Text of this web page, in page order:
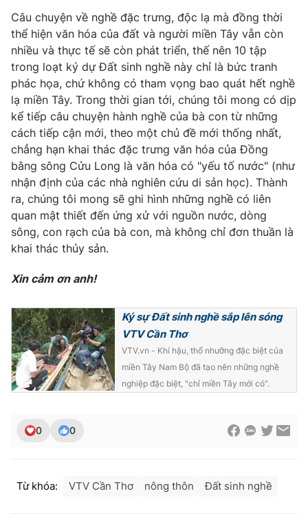
Câu chuyện về nghề đặc trưng, độc lạ mà đồng thời
thể hiện văn hóa của đất và người miền Tây vẫn còn
nhiều và thực tế sẽ còn phát triển, thế nên 10 tập
trong loạt ký dự Đất sinh nghề này chỉ là bức tranh
phác họa, chứ không có tham vọng bao quát hết nghề
lạ miền Tây. Trong thời gian tới, chúng tôi mong có dịp
kể tiếp câu chuyện hành nghề của bà con từ những
cách tiếp cận mới, theo một chủ đề mới thống nhất,
chẳng hạn khai thác đặc trưng văn hóa của Đồng
bằng sông Cửu Long là văn hóa có "yếu tố nước" (như
nhận định của các nhà nghiên cứu di sản học). Thành
ra, chúng tôi mong sẽ ghi hình những nghề có liên
quan mật thiết đến ứng xử với nguồn nước, dòng
sông, con rạch của bà con, mà không chỉ đơn thuần là
khai thác thủy sản.
Xin cảm ơn anh!
Ký sự Đất sinh nghề sắp lên sóng
VTV Cần Thơ
VTV.vn - Khí hậu, thổ nhưỡng đặc biệt của
miền Tây Nam Bộ đã tạo nên những nghề
nghiệp đặc biệt, "chỉ miền Tây mới có".
0 0
Từ khóa: VTV Cần Thơ nông thôn Đất sinh nghề